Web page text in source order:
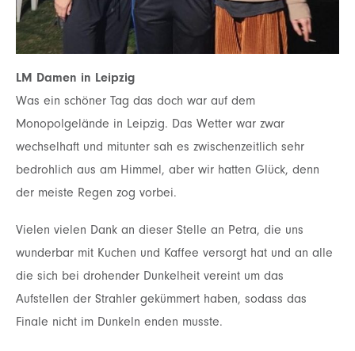
LM Damen in Leipzig
Was ein schöner Tag das doch war auf dem
Monopolgelände in Leipzig. Das Wetter war zwar
wechselhaft und mitunter sah es zwischenzeitlich sehr
bedrohlich aus am Himmel, aber wir hatten Glück, denn
der meiste Regen zog vorbei.
Vielen vielen Dank an dieser Stelle an Petra, die uns
wunderbar mit Kuchen und Kaffee versorgt hat und an alle
die sich bei drohender Dunkelheit vereint um das
Aufstellen der Strahler gekümmert haben, sodass das
Finale nicht im Dunkeln enden musste.